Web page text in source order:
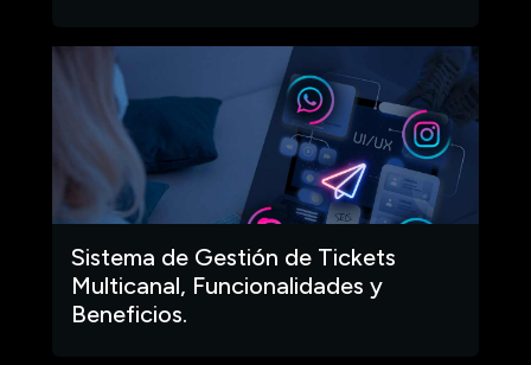
Sistema de Gestión de Tickets
Multicanal, Funcionalidades y
Beneficios.